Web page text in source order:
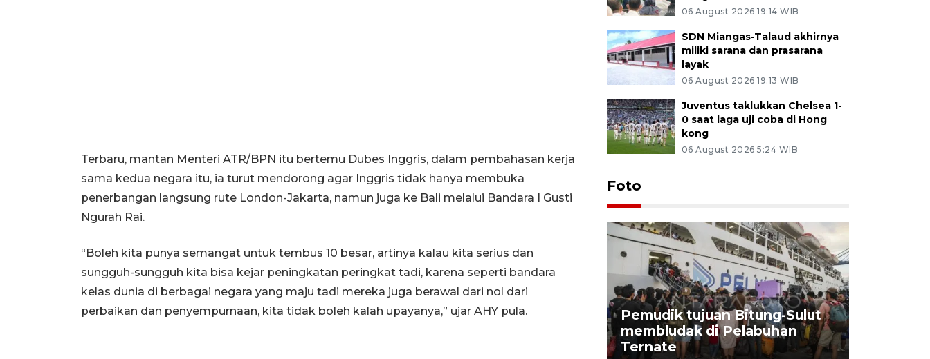
Terbaru, mantan Menteri ATR/BPN itu bertemu Dubes Inggris, dalam pembahasan kerja
sama kedua negara itu, ia turut mendorong agar Inggris tidak hanya membuka
penerbangan langsung rute London-Jakarta, namun juga ke Bali melalui Bandara I Gusti
Ngurah Rai.
“Boleh kita punya semangat untuk tembus 10 besar, artinya kalau kita serius dan
sungguh-sungguh kita bisa kejar peningkatan peringkat tadi, karena seperti bandara
kelas dunia di berbagai negara yang maju tadi mereka juga berawal dari nol dari
perbaikan dan penyempurnaan, kita tidak boleh kalah upayanya,” ujar AHY pula.
06 August 2026 19:14 WIB
SDN Miangas-Talaud akhirnya
miliki sarana dan prasarana
layak
06 August 2026 19:13 WIB
Juventus taklukkan Chelsea 1-
0 saat laga uji coba di Hong
kong
06 August 2026 5:24 WIB
Foto
Pemudik tujuan Bitung-Sulut
membludak di Pelabuhan
Ternate